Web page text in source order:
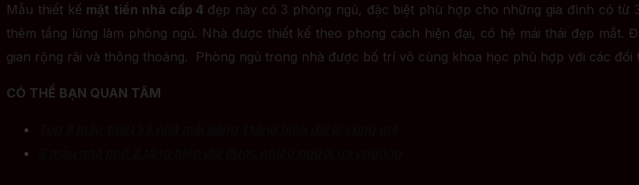
Mẫu thiết kế mặt tiền nhà cấp 4 đẹp này có 3 phòng ngủ, đặc biệt phù hợp cho những gia đình có
thêm tầng lửng làm phòng ngủ. Nhà được thiết kế theo phong cách hiện đại, có hệ mái thái đẹp
gian rộng rãi và thông thoáng. Phòng ngủ trong nhà được bố trí vô cùng khoa học phù hợp với các đối
CÓ THỂ BẠN QUAN TÂM